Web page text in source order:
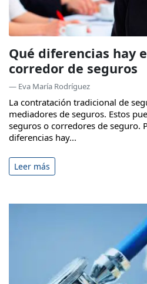
Qué diferencias hay
corredor de seguros
— Eva María Rodríguez
La contratación tradicional de
mediadores de seguros. Estos
seguros o corredores de seguro.
diferencias hay...
Leer más